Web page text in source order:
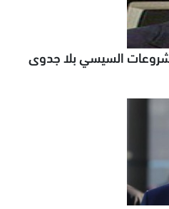
السيسي بلا جدوى